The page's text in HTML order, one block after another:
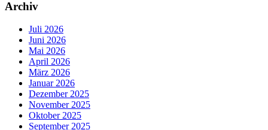
Archiv
Juli 2026
Juni 2026
Mai 2026
April 2026
März 2026
Januar 2026
Dezember 2025
November 2025
Oktober 2025
September 2025